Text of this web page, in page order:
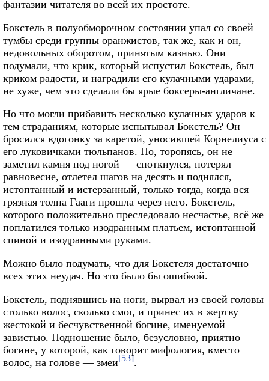
фантазии читателя во всей их простоте.
Бокстель в полуобморочном состоянии упал со своей
тумбы среди группы оранжистов, так же, как и он,
недовольных оборотом, принятым казнью. Они
подумали, что крик, который испустил Бокстель, был
криком радости, и наградили его кулачными ударами,
не хуже, чем это сделали бы ярые боксеры-англичане.
Но что могли прибавить несколько кулачных ударов к
тем страданиям, которые испытывал Бокстель? Он
бросился вдогонку за каретой, уносившей Корнелиуса с
его луковичками тюльпанов. Но, торопясь, он не
заметил камня под ногой — споткнулся, потерял
равновесие, отлетел шагов на десять и поднялся,
истоптанный и истерзанный, только тогда, когда вся
грязная толпа Гааги прошла через него. Бокстель,
которого положительно преследовало несчастье, всё же
поплатился только изодранным платьем, истоптанной
спиной и изодранными руками.
Можно было подумать, что для Бокстеля достаточно
всех этих неудач. Но это было бы ошибкой.
Бокстель, поднявшись на ноги, вырвал из своей головы
столько волос, сколько смог, и принес их в жертву
жестокой и бесчувственной богине, именуемой
завистью. Подношение было, безусловно, приятно
богине, у которой, как говорит мифология, вместо
волос, на голове — змеи[53].